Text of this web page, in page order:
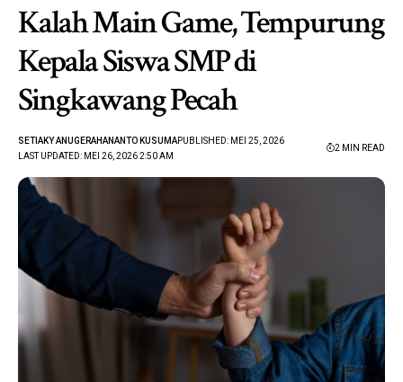
Kalah Main Game, Tempurung
Kepala Siswa SMP di
Singkawang Pecah
LAST UPDATED: MEI 26, 2026 2:50 AM
SETIAKY ANUGERAHANANTO KUSUMAPUBLISHED: MEI 25, 2026
2 MIN READ